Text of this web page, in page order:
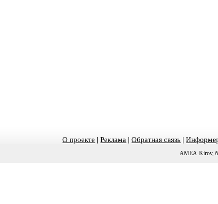
О проекте |Реклама |Обратная связь |
AMEA-Kirov,